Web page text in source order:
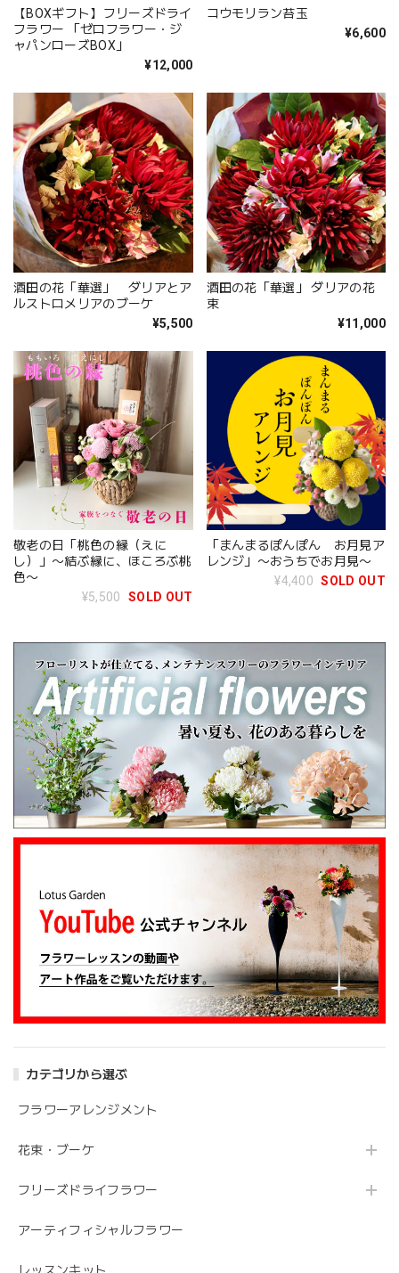
カテゴリから選ぶ
フラワーアレンジメント
花束・ブーケ
フリーズドライフラワー
アーティフィシャルフラワー
【BOXギフト】フリーズドライ
フラワー 「ゼロフラワー・ジ
ャパンローズBOX」
¥12,000
コウモリラン苔玉
¥6,600
酒田の花「華選」 ダリアとア
ルストロメリアのブーケ
¥5,500
酒田の花「華選」 ダリアの花
束
¥11,000
敬老の日「桃色の縁（えに
し）」〜結ぶ縁に、ほころぶ桃
色〜
¥5,500
SOLD OUT
「まんまるぽんぽん お月見ア
レンジ」〜おうちでお月見〜
¥4,400 SOLD OUT